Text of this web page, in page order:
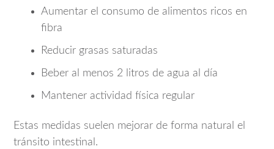
Aumentar el consumo de alimentos ricos en
fibra
Reducir grasas saturadas
Beber al menos 2 litros de agua al día
Mantener actividad física regular
Estas medidas suelen mejorar de forma natural el
tránsito intestinal.